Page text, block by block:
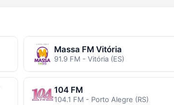
Massa FM Vitória
91.9 FM - Vitória (ES)
104 FM
104.1 FM - Porto Alegre (RS)